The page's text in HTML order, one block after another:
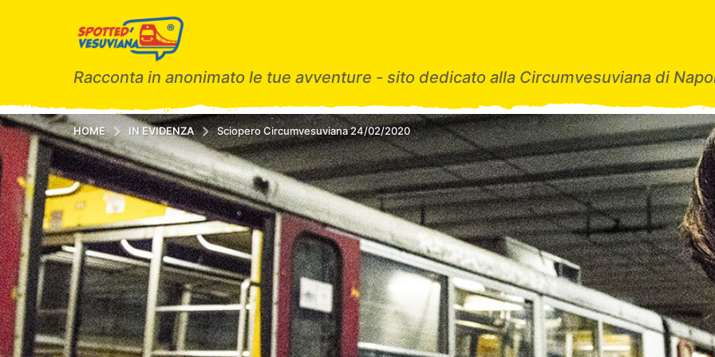
Racconta in anonimato le tue avventure - sito dedicato alla Circumvesuviana di
HOME IN EVIDENZA Sciopero Circumvesuviana 24/02/2020